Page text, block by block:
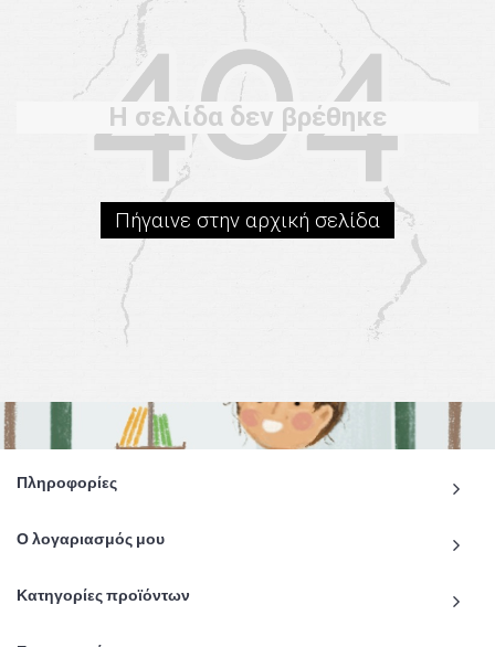
Η σελίδα δεν βρέθηκε
Πήγαινε στην αρχική σελίδα
Πληροφορίες
Ο λογαριασμός μου
Κατηγορίες προϊόντων